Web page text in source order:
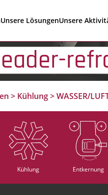
Unsere LösungenUnsere
> Kühlung>WASSER/
Kühlung Entkernung